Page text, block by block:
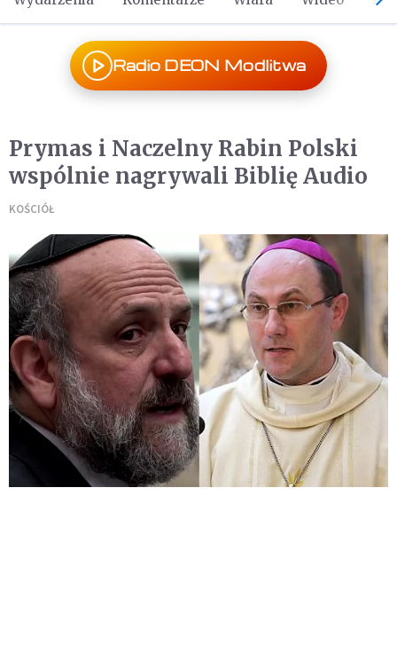
Radio DEON Modlitwa
Prymas i Naczelny Rabin Polski
wspólnie nagrywali Biblię Audio
KOŚCIÓŁ